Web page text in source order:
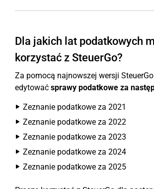
Dla jakich lat podatkowych
korzystać z SteuerGo?
Za pomocą najnowszej wersji
edytować sprawy podatkowe za
Zeznanie podatkowe za 2021
Zeznanie podatkowe za 2022
Zeznanie podatkowe za 2023
Zeznanie podatkowe za 2024
Zeznanie podatkowe za 2025